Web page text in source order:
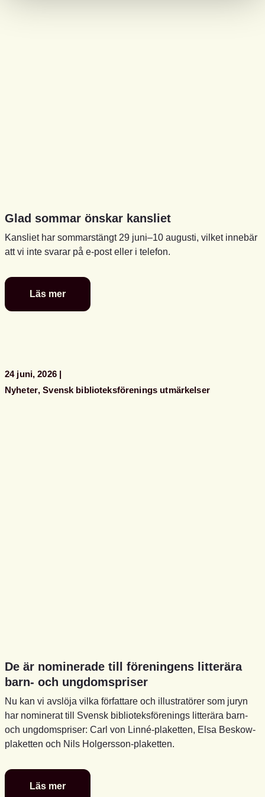
Glad sommar önskar kansliet
Kansliet har sommarstängt 29 juni–10 augusti, vilket innebär
att vi inte svarar på e-post eller i telefon.
Läs mer
Glad
sommar
24 juni, 2026
Nyheter Svensk biblioteksförenings utmärkelser
De är nominerade till föreningens litterära
barn- och ungdomspriser
Nu kan vi avslöja vilka författare och illustratörer som juryn
har nominerat till Svensk biblioteksförenings litterära barn-
och ungdomspriser: Carl von Linné-plaketten, Elsa Beskow-
plaketten och Nils Holgersson-plaketten.
Läs mer
De